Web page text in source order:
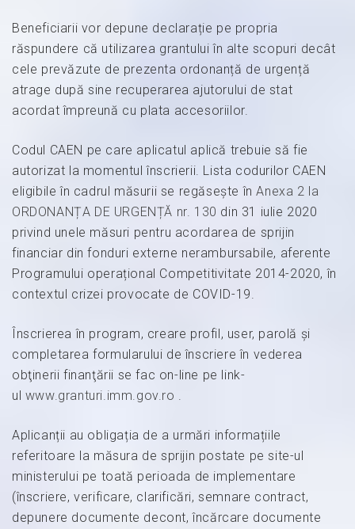
Beneficiarii vor depune declarație pe propria
răspundere că utilizarea grantului în alte scopuri decât
cele prevăzute de prezenta ordonanță de urgență
atrage după sine recuperarea ajutorului de stat
acordat împreună cu plata accesoriilor.
Codul CAEN pe care aplicatul aplică trebuie să fie
autorizat la momentul înscrierii. Lista codurilor CAEN
eligibile în cadrul măsurii se regăsește în Anexa 2 la
ORDONANȚA DE URGENȚĂ nr. 130 din 31 iulie 2020
privind unele măsuri pentru acordarea de sprijin
financiar din fonduri externe nerambursabile, aferente
Programului operațional Competitivitate 2014-2020, în
contextul crizei provocate de COVID-19.
Înscrierea în program, creare profil, user, parolă şi
completarea formularului de înscriere în vederea
obţinerii finanţării se fac on-line pe link-
ul www.granturi.imm.gov.ro
Aplicanții au obligația de a urmări informațiile
referitoare la măsura de sprijin postate pe site-ul
ministerului pe toată perioada de implementare
(înscriere, verificare, clarificări, semnare contract,
depunere documente decont, încărcare documente